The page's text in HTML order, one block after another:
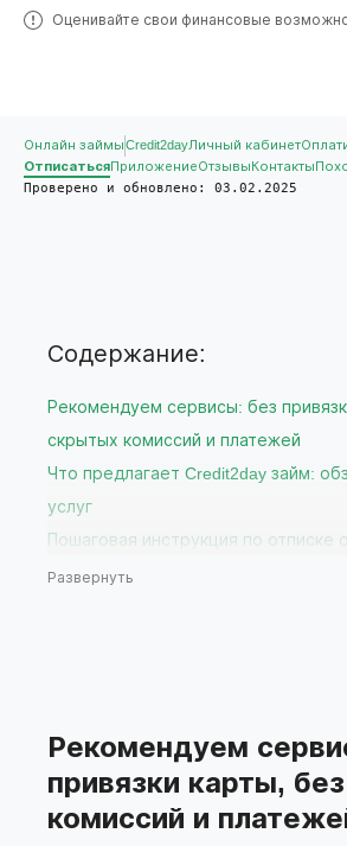
Оценивайте свои финансовые
Онлайн займыCredit2dayЛичный кабинет
ОтписатьсяПриложениеОтзывыКонтакты
Проверено и обновлено: 03.02.2025
Содержание:
Рекомендуем сервисы: без
скрытых комиссий и платежей
Что предлагает Credit2day займ:
услуг
Пошаговая инструкция по отписке
Credit2day
Рекомендации по выбору
Развернуть
Рекомендуем
привязки карты,
комиссий и